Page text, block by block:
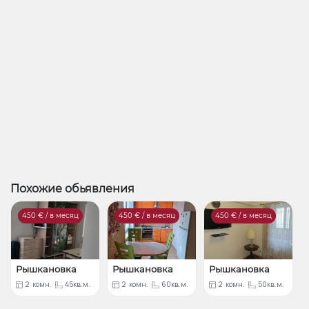
Похожие обьявления
450 € / в месяц
Рышкановка
2 комн. 45кв.м.
450 € / в месяц
Рышкановка
2 комн. 60кв.м.
450 € / в месяц
Рышкановка
2 комн. 50кв.м.